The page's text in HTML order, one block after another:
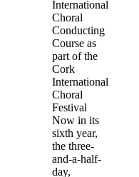
International
Choral
Conducting
Course as
part of the
Cork
International
Choral
Festival
Now in its
sixth year,
the three-
and-a-half-
day,